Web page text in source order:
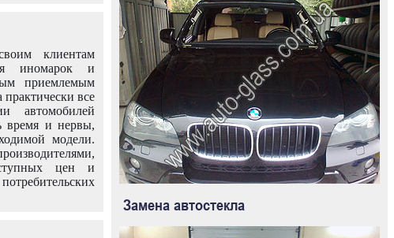
клиентам
иномарок и
приемлемым
все
автомобилей
время и нервы,
модели.
цен и
Замена автостекла